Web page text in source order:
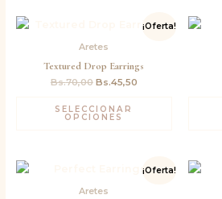
¡Oferta!
Aretes
Textured Drop Earrings
Bs.70,00
original
Bs.70,00.
Bs.45,50
precio
Bs.45,50.
SELECCIONAR
OPCIONES
¡Oferta!
Aretes